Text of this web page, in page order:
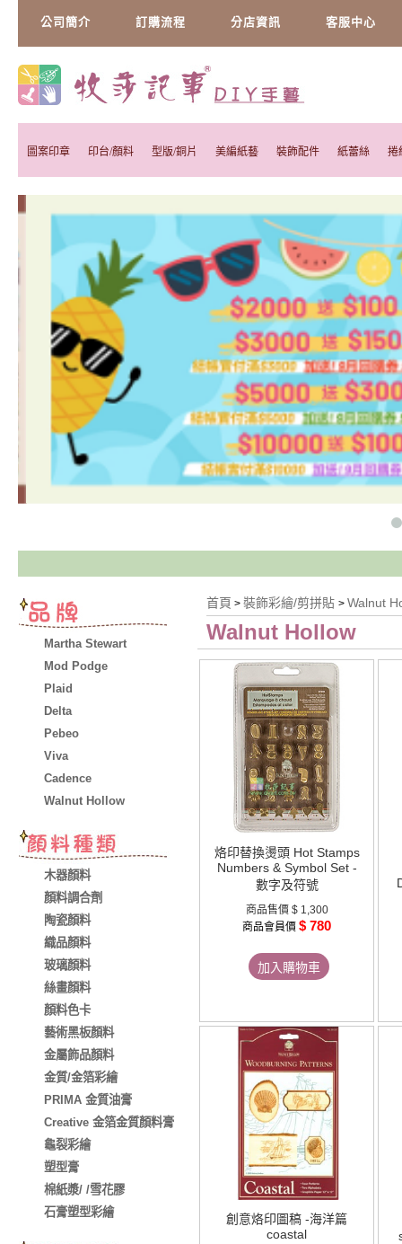
公司簡介 訂購流程 分店資訊 客服中心
圖案印章 印台/顏料 型版/銅片 美編紙藝 裝飾配件 紙蕾絲 捲
Martha Stewart
Mod Podge
Plaid
Delta
Pebeo
Viva
Cadence
Walnut Hollow
木器顏料
顏料調合劑
陶瓷顏料
織品顏料
玻璃顏料
絲畫顏料
顏料色卡
藝術黑板顏料
金屬飾品顏料
金質/金箔彩繪
PRIMA 金質油膏
Creative 金箔金質顏料膏
龜裂彩繪
塑型膏
棉紙漿/ /雪花膠
石膏塑型彩繪
首頁 > 裝飾彩繪/剪拼貼 > Walnut
Walnut Hollow
烙印替換燙頭 Hot Stamps
Numbers & Symbol Set -
數字及符號
商品售價 $ 1,300
商品會員價 $ 780
加入購物車
創意烙印圖稿 -海洋篇
coastal